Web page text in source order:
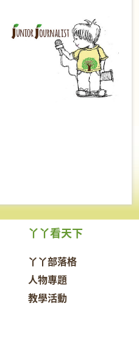
丫丫看天下
丫丫部落格
人物專題
教學活動